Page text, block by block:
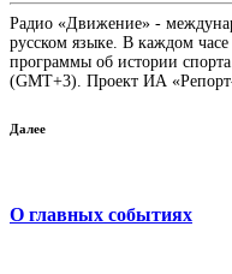
Радио «Движение» -
русском языке. В каждом
программы об истории
(GMT+3). Проект ИА
Далее
О главных событиях